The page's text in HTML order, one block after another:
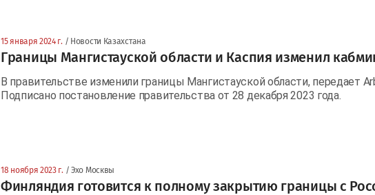
15 января 2024 г. / Новости Казахстана
Границы Мангистауской области и Каспия изменил
В правительстве изменили границы Мангистауской области, передает
Подписано постановление правительства от 28 декабря 2023 года.
18 ноября 2023 г. / Эхо Москвы
Финляндия готовится к полному закрытию границы с